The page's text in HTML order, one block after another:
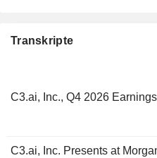
Transkripte
C3.ai, Inc., Q4 2026
C3.ai, Inc. Presents at